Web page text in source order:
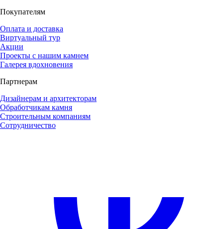
Покупателям
Оплата и доставка
Виртуальный тур
Акции
Проекты с нашим камнем
Галерея вдохновения
Партнерам
Дизайнерам и архитекторам
Обработчикам камня
Строительным компаниям
Сотрудничество